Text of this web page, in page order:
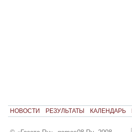
НОВОСТИ РЕЗУЛЬТАТЫ КАЛЕНДАРЬ